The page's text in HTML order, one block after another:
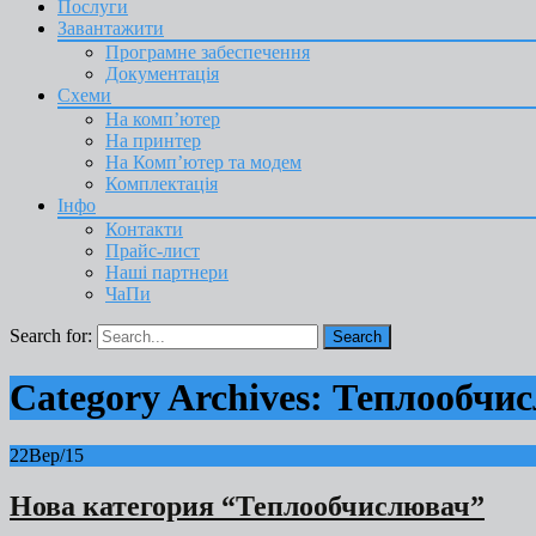
Послуги
Завантажити
Програмне забеспечення
Документація
Схеми
На комп’ютер
На принтер
На Комп’ютер та модем
Комплектація
Інфо
Контакти
Прайс-лист
Наші партнери
ЧаПи
Search for:
Category Archives:
22Вер/15
Нова категория “Теплообчислювач”